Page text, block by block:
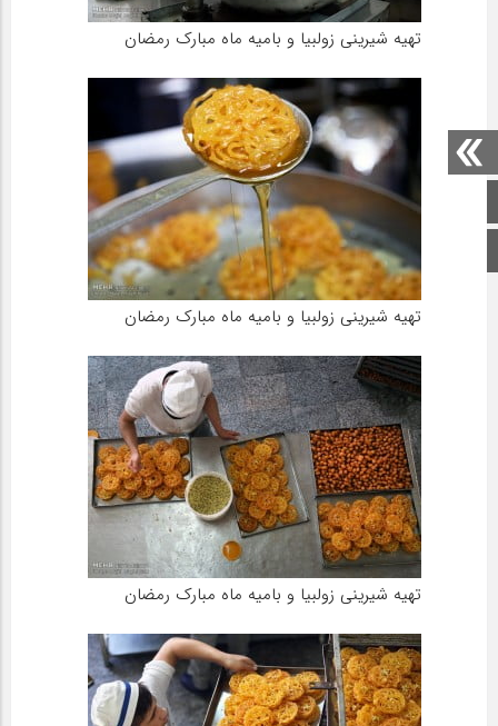
صفحه اصلی
تهیه شیرینی زولبیا و بامیه ماه مبارک رمضان
تهیه شیرینی زولبیا و بامیه ماه مبارک رمضان
تهیه شیرینی زولبیا و بامیه ماه مبارک رمضان